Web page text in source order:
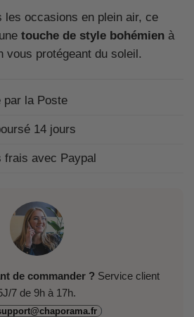
les occasions en plein air, ce
touche de style bohémienà
vous protégeant du soleil.
par la Poste
14 jours
frais avec Paypal
de commander ? Service client
7 de 9h à 17h.